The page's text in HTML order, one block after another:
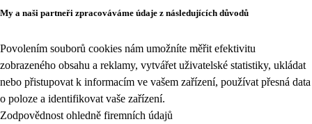
My a naši partneři zpracováváme údaje z následujících důvodů
Povolením souborů cookies nám umožníte měřit efektivitu
zobrazeného obsahu a reklamy, vytvářet uživatelské statistiky, ukládat
nebo přistupovat k informacím ve vašem zařízení, používat přesná data
o poloze a identifikovat vaše zařízení.
Zodpovědnost ohledně firemních údajů